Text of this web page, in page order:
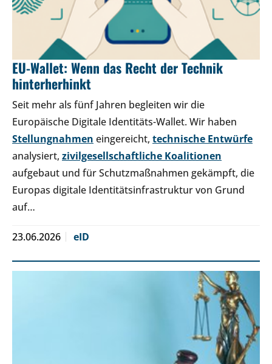
EU-Wallet: Wenn das Recht der Technik
hinterherhinkt
Seit mehr als fünf Jahren begleiten wir die
Europäische Digitale Identitäts-Wallet. Wir haben
Stellungnahmen eingereicht, technische Entwürfe
analysiert, zivilgesellschaftliche Koalitionen
aufgebaut und für Schutzmaßnahmen gekämpft, die
Europas digitale Identitätsinfrastruktur von Grund
auf…
23.06.2026 eID